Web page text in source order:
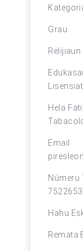
Hela
Hahu